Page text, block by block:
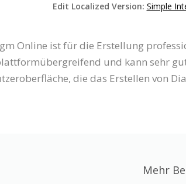
Edit Localized Version: Simple
Online ist für die Erstellung
und kann sehr
die das Erstellen von
Mehr